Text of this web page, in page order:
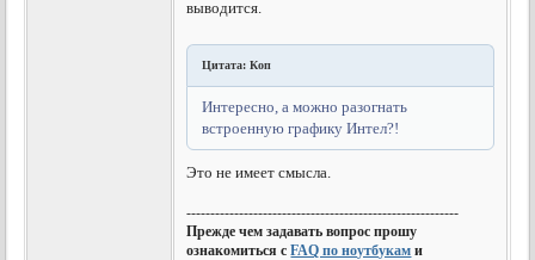
выводится.
Цитата: Коп
Интересно, а можно разогнать
встроенную графику Интел?!
Это не имеет смысла.
---------------------------------------------------------
Прежде чем задавать вопрос прошу
ознакомиться сFAQ по ноутбукам и